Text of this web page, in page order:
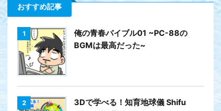
おすすめ記事
1
俺の青春バイブル01 ~PC-88の
BGMは最高だった~
2
3Dで学べる！知育地球儀 Shifu